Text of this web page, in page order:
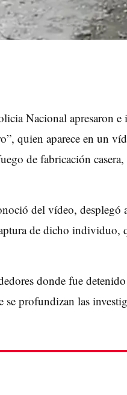
Nacional apresaron e
quien aparece en un
de fabricación
del vídeo, desplegó
de dicho
donde fue
profundizan las